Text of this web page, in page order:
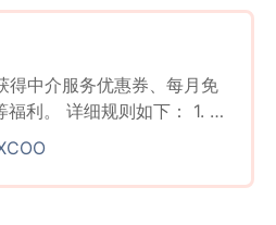
得中介服务优惠券、每月免
利。 详细规则如下： 1. 有
有效信息并留下有效联系
周将随机抽取三名获奖者，